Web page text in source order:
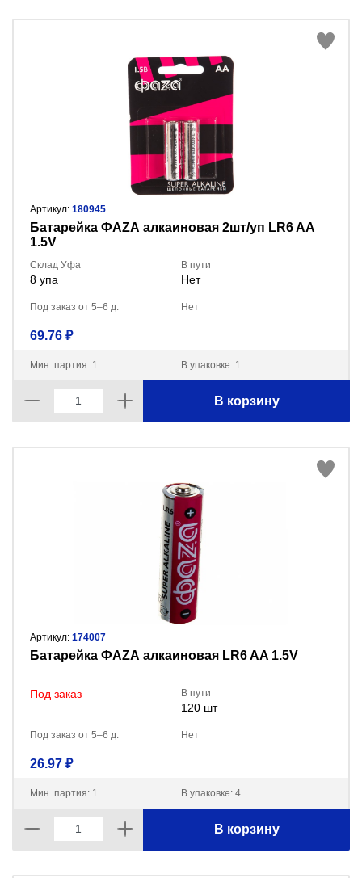
Артикул: 180945
Батарейка ФАZА алкаиновая 2шт/уп LR6 AA
1.5V
Склад Уфа
8 упа
В пути
Нет
Под заказ от 5–6 д. Нет
69.76 ₽
Мин. партия: 1 В упаковке: 1
В корзину
Артикул: 174007
Батарейка ФАZА алкаиновая LR6 AA 1.5V
Под заказ В пути
120 шт
Под заказ от 5–6 д. Нет
26.97 ₽
Мин. партия: 1 В упаковке: 4
В корзину